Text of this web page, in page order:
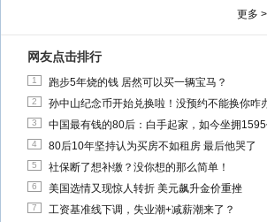
更多
网友点击排行
1 跑步5年烧的钱 居然可以买一辆宝马？
2 孙中山纪念币开始兑换啦！没预约不能换你咋
3 中国最有钱的80后：白手起家，如今坐拥1595
4 80后10年坚持认为买房不如租房 最后他哭了
5 社保断了想补缴？没你想的那么简单！
6 美国选情又现惊人转折 美元飙升金价重挫
7 工资基准线下调，失业潮+减薪潮来了？